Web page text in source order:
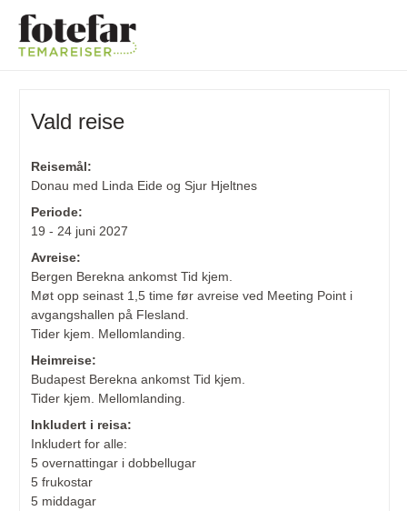
Vald reise
Reisemål:
Donau med Linda Eide og Sjur Hjeltnes
Periode:
19 - 24 juni 2027
Avreise:
Bergen Berekna ankomst Tid kjem.
Møt opp seinast 1,5 time før avreise ved Meeting Point i
avgangshallen på Flesland.
Tider kjem. Mellomlanding.
Heimreise:
Budapest Berekna ankomst Tid kjem.
Tider kjem. Mellomlanding.
Inkludert i reisa:
Inkludert for alle:
5 overnattingar i dobbellugar
5 frukostar
5 middagar